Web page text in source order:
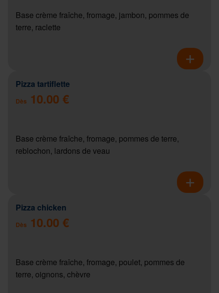
Base crème fraîche, fromage, jambon, pommes de
terre, raclette
Pizza tartiflette
Dès 10.00 €
Base crème fraîche, fromage, pommes de terre,
reblochon, lardons de veau
Pizza chicken
Dès 10.00 €
Base crème fraîche, fromage, poulet, pommes de
terre, oignons, chèvre